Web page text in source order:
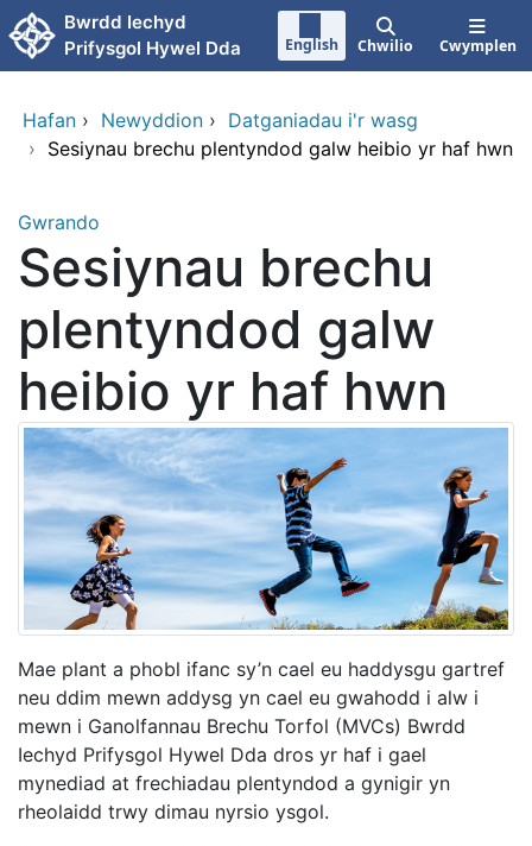
Neidio i'r prif gynnwy
Bwrdd Iechyd
Prifysgol Hywel Dda
English Chwilio Cwymplen
Hafan › Newyddion › Datganiadau i'r wasg
› Sesiynau brechu plentyndod galw heibio yr haf hwn
Gwrando
Sesiynau brechu
plentyndod galw
heibio yr haf hwn
Mae plant a phobl ifanc sy’n cael eu haddysgu gartref
neu ddim mewn addysg yn cael eu gwahodd i alw i
mewn i Ganolfannau Brechu Torfol (MVCs) Bwrdd
Iechyd Prifysgol Hywel Dda dros yr haf i gael
mynediad at frechiadau plentyndod a gynigir yn
rheolaidd trwy dimau nyrsio ysgol.